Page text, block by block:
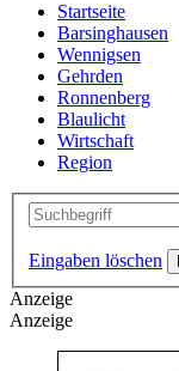
Startseite
Barsinghausen
Wennigsen
Gehrden
Ronnenberg
Blaulicht
Wirtschaft
Region
Eingaben löschen
Anzeige
Anzeige